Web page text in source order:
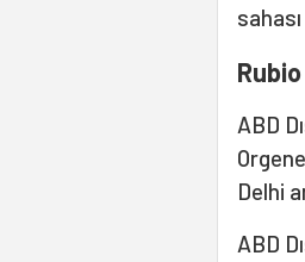
ABD
Delhi
ABD